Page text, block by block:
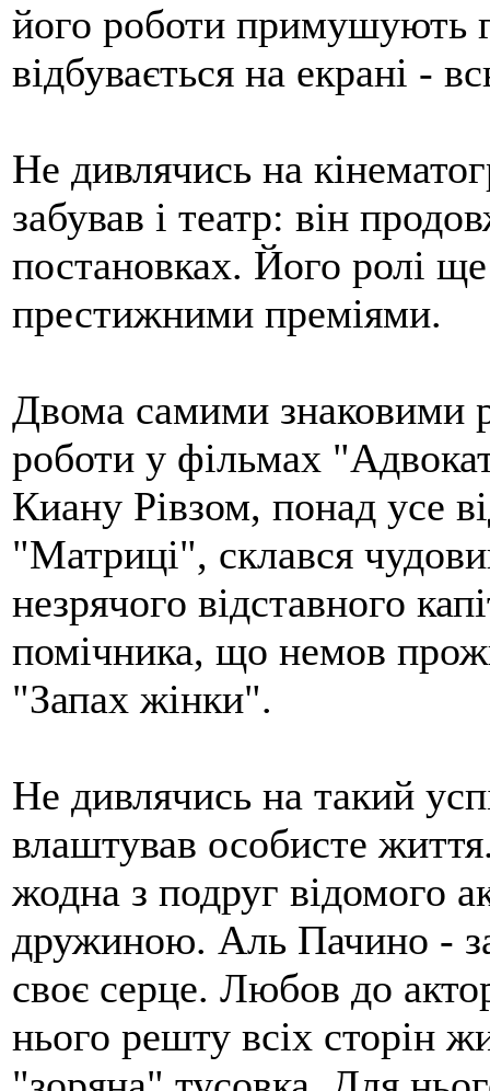
його роботи примушують
відбувається на екрані -
Не дивлячись на
забував і театр: він
постановках. Його ролі ще
престижними преміями.
Двома самими знаковими
роботи у фільмах
Киану Рівзом, понад усе
"Матриці", склався
незрячого відставного
помічника, що немов
"Запах жінки".
Не дивлячись на такий
влаштував особисте
жодна з подруг відомого
дружиною. Аль Пачино -
своє серце. Любов до
нього решту всіх сторін